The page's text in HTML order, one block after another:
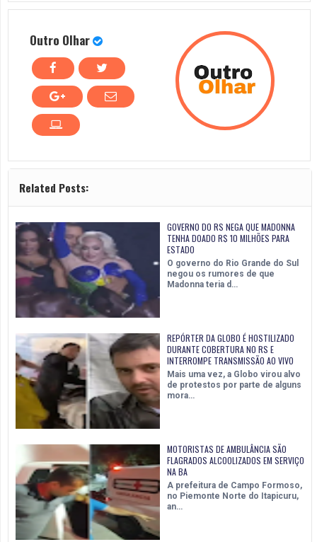
Outro Olhar
Related Posts:
GOVERNO DO RS NEGA QUE MADONNA
TENHA DOADO R$ 10 MILHÕES PARA
ESTADO
O governo do Rio Grande do Sul
negou os rumores de que
Madonna teria d…
REPÓRTER DA GLOBO É HOSTILIZADO
DURANTE COBERTURA NO RS E
INTERROMPE TRANSMISSÃO AO VIVO
Mais uma vez, a Globo virou alvo
de protestos por parte de alguns
mora…
MOTORISTAS DE AMBULÂNCIA SÃO
FLAGRADOS ALCOOLIZADOS EM SERVIÇO
NA BA
A prefeitura de Campo Formoso,
no Piemonte Norte do Itapicuru,
an…